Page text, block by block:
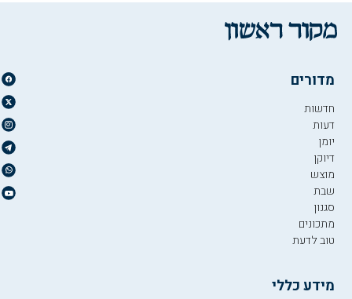
מדורים
חדשות
דעות
יומן
דיוקן
מוצש
שבת
סגנון
מתכונים
טוב לדעת
מידע כללי